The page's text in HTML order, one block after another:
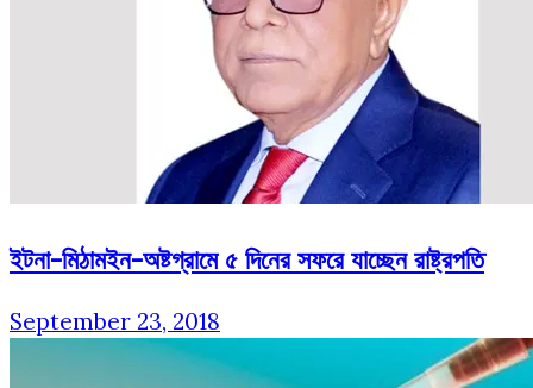
ইটনা-মিঠামইন-অষ্টগ্রামে ৫ দিনের সফরে যাচ্ছেন রাষ্ট্রপতি
September 23, 2018